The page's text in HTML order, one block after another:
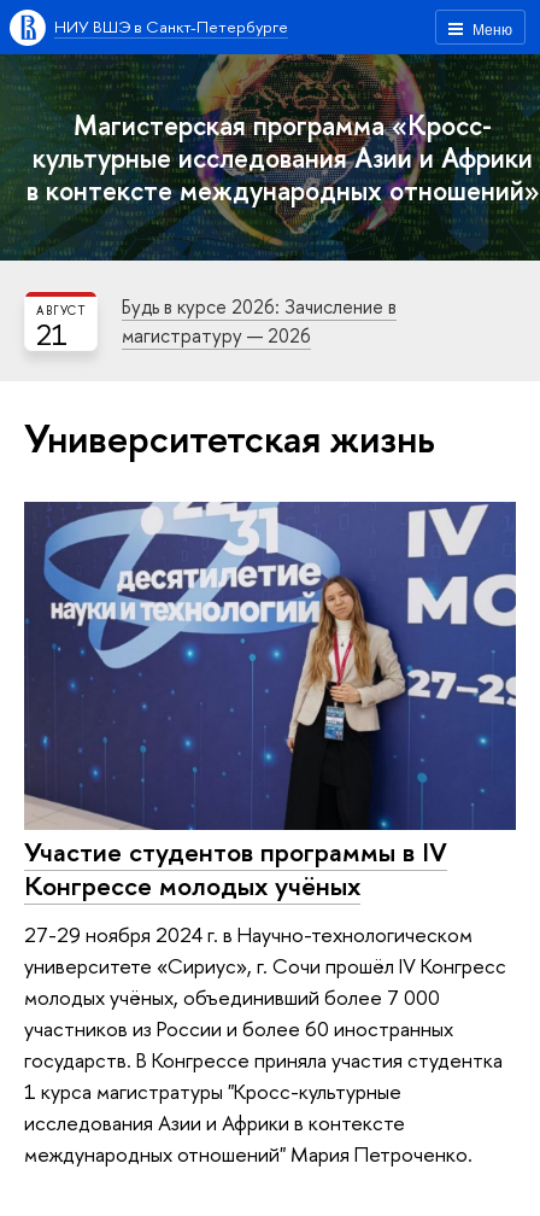
Меню
НИУ ВШЭ в Санкт-Петербурге
Магистерская программа «Кросс-
культурные исследования Азии и Африки
в контексте международных отношений»
21
АВГУСТ
Будь в курсе 2026: Зачисление в
магистратуру — 2026
Университетская жизнь
Участие студентов программы в IV
Конгрессе молодых учёных
27-29 ноября 2024 г. в Научно-технологическом
университете «Сириус», г. Сочи прошёл IV Конгресс
молодых учёных, объединивший более 7 000
участников из России и более 60 иностранных
государств. В Конгрессе приняла участия студентка
1 курса магистратуры "Кросс-культурные
исследования Азии и Африки в контексте
международных отношений" Мария Петроченко.